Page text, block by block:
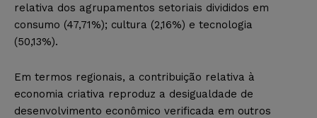
relativa dos agrupamentos setoriais divididos em
consumo (47,71%); cultura (2,16%) e tecnologia
(50,13%).
Em termos regionais, a contribuição relativa à
economia criativa reproduz a desigualdade de
desenvolvimento econômico verificada em outros